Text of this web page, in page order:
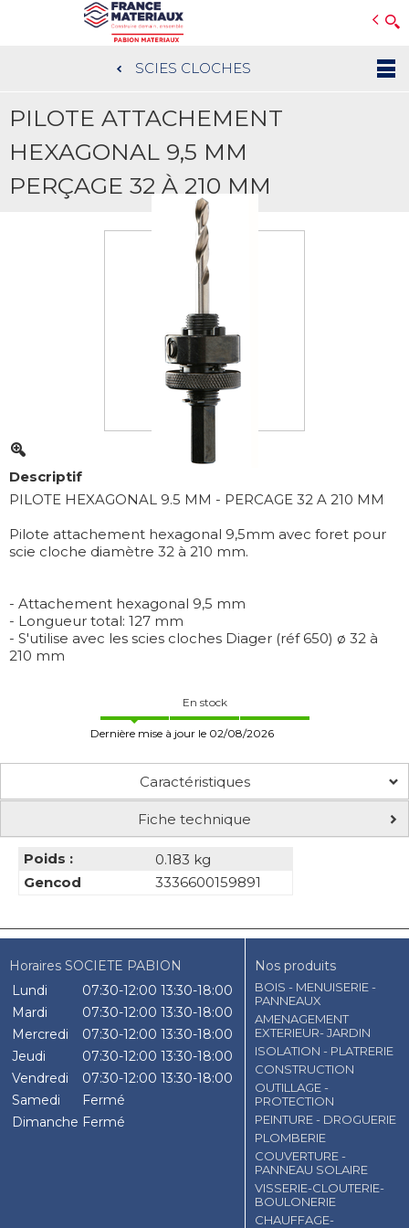
au
contenu
SCIES CLOCHES
PILOTE ATTACHEMENT
HEXAGONAL 9,5 MM
PERÇAGE 32 À 210 MM
Descriptif
PILOTE HEXAGONAL 9.5 MM - PERCAGE 32 A 210 MM
Pilote attachement hexagonal 9,5mm avec foret pour
scie cloche diamètre 32 à 210 mm.
- Attachement hexagonal 9,5 mm
- Longueur total: 127 mm
- S'utilise avec les scies cloches Diager (réf 650) ø 32 à
210 mm
En stock
Dernière mise à jour le 02/08/2026
Caractéristiques
Fiche technique
Poids :
0.183 kg
Gencod
3336600159891
Horaires SOCIETE PABION
Lundi
07:30-12:00 13:30-18:00
Mardi
07:30-12:00 13:30-18:00
Mercredi
07:30-12:00 13:30-18:00
Jeudi
07:30-12:00 13:30-18:00
Vendredi
07:30-12:00 13:30-18:00
Samedi
Fermé
Dimanche Fermé
Nos produits
BOIS - MENUISERIE -
PANNEAUX
AMENAGEMENT
EXTERIEUR- JARDIN
ISOLATION - PLATRERIE
CONSTRUCTION
OUTILLAGE -
PROTECTION
PEINTURE - DROGUERIE
PLOMBERIE
COUVERTURE -
PANNEAU SOLAIRE
VISSERIE-CLOUTERIE-
BOULONERIE
CHAUFFAGE-